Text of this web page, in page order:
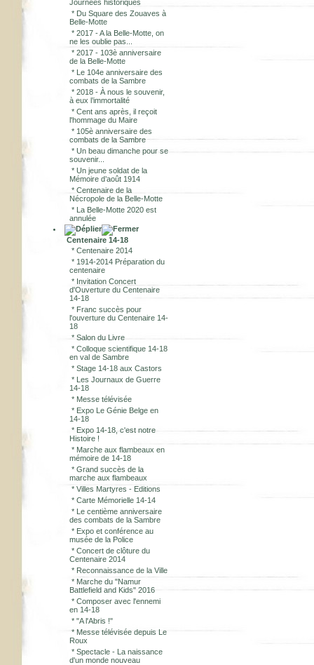
Journées historiques
* Du Square des Zouaves à
Belle-Motte
* 2017 - A la Belle-Motte, on
ne les oublie pas...
* 2017 - 103è anniversaire
de la Belle-Motte
* Le 104e anniversaire des
combats de la Sambre
* 2018 - À nous le souvenir,
à eux l’immortalité
* Cent ans après, il reçoit
l'hommage du Maire
* 105è anniversaire des
combats de la Sambre
* Un beau dimanche pour se
souvenir...
* Un jeune soldat de la
Mémoire d’août 1914
* Centenaire de la
Nécropole de la Belle-Motte
* La Belle-Motte 2020 est
annulée
Centenaire 14-18
* Centenaire 2014
* 1914-2014 Préparation du
centenaire
* Invitation Concert
d'Ouverture du Centenaire
14-18
* Franc succès pour
l'ouverture du Centenaire 14-
18
* Salon du Livre
* Colloque scientifique 14-18
en val de Sambre
* Stage 14-18 aux Castors
* Les Journaux de Guerre
14-18
* Messe télévisée
* Expo Le Génie Belge en
14-18
* Expo 14-18, c'est notre
Histoire !
* Marche aux flambeaux en
mémoire de 14-18
* Grand succès de la
marche aux flambeaux
* Villes Martyres - Editions
* Carte Mémorielle 14-14
* Le centième anniversaire
des combats de la Sambre
* Expo et conférence au
musée de la Police
* Concert de clôture du
Centenaire 2014
* Reconnaissance de la Ville
* Marche du "Namur
Battlefield and Kids" 2016
* Composer avec l'ennemi
en 14-18
* "A l'Abris !"
* Messe télévisée depuis Le
Roux
* Spectacle - La naissance
d'un monde nouveau